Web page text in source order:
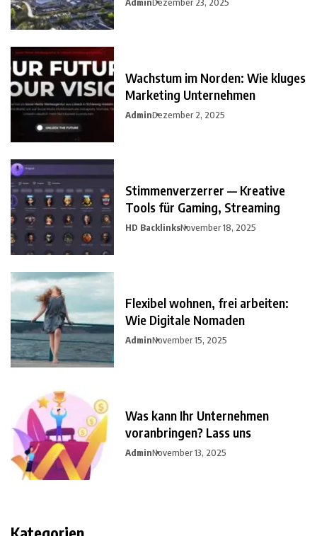
Wachstum im Norden: Wie kluges
Marketing Unternehmen
AdminDezember 2, 2025
Stimmenverzerrer — Kreative
Tools für Gaming, Streaming
HD BacklinksNovember 18, 2025
Flexibel wohnen, frei arbeiten:
Wie Digitale Nomaden
AdminNovember 15, 2025
Was kann Ihr Unternehmen
voranbringen? Lass uns
AdminNovember 13, 2025